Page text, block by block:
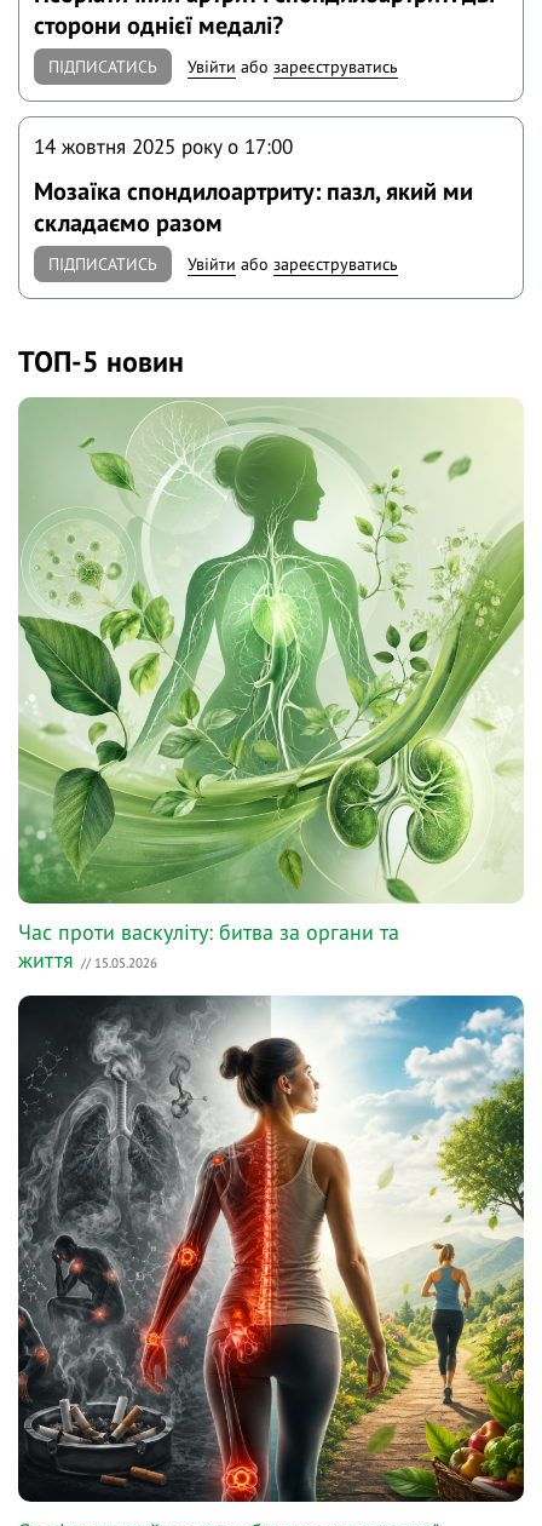
сторони однієї медалі?
ПІДПИСАТИСЬ Увійти абозареєструватись
14 жовтня 2025 року o 17:00
Мозаїка спондилоартриту: пазл, який ми
складаємо разом
ПІДПИСАТИСЬ Увійти абозареєструватись
ТОП-5 новин
Час проти васкуліту: битва за органи та
життя // 15.05.2026